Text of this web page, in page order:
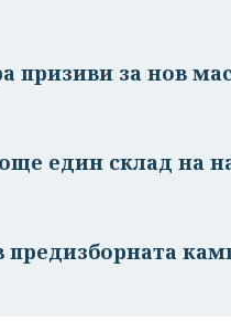
призиви за нов
един склад на
предизборната